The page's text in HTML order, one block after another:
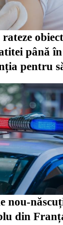
până
pentru
nou-
din